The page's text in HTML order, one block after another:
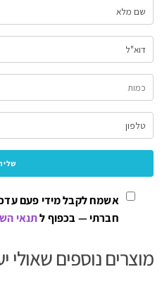
אשמח לקבל מידי פעם
חברתי — בכפוף לתנאי
מוצרים נוספים שאולי